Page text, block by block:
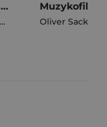
Psychofizjologia życia codziennego Muzykofilia
Oliver Sacks